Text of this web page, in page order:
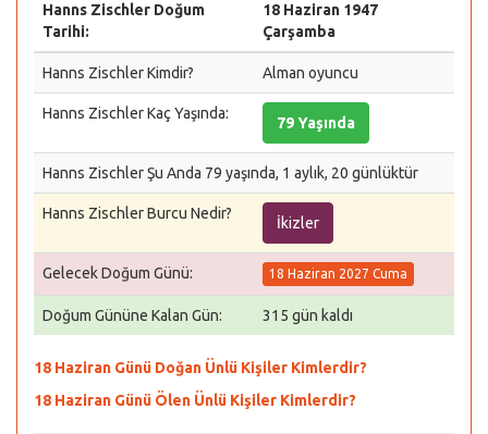
Hanns Zischler Doğum
Tarihi:
18 Haziran 1947
Çarşamba
Hanns Zischler Kimdir? Alman oyuncu
Hanns Zischler Kaç Yaşında:
79 Yaşında
Hanns Zischler Şu Anda 79 yaşında, 1 aylık, 20 günlüktür
Hanns Zischler Burcu Nedir?
İkizler
Gelecek Doğum Günü: 18 Haziran 2027 Cuma
Doğum Gününe Kalan Gün: 315 gün kaldı
18 Haziran Günü Doğan Ünlü Kişiler Kimlerdir?
18 Haziran Günü Ölen Ünlü Kişiler Kimlerdir?